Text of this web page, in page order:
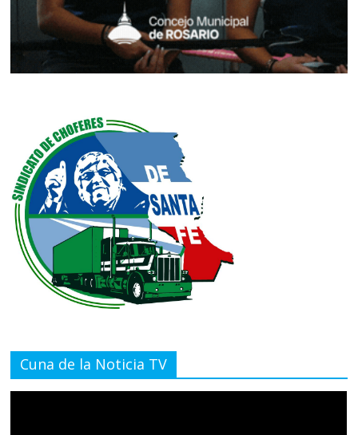
Cuna de la Noticia TV